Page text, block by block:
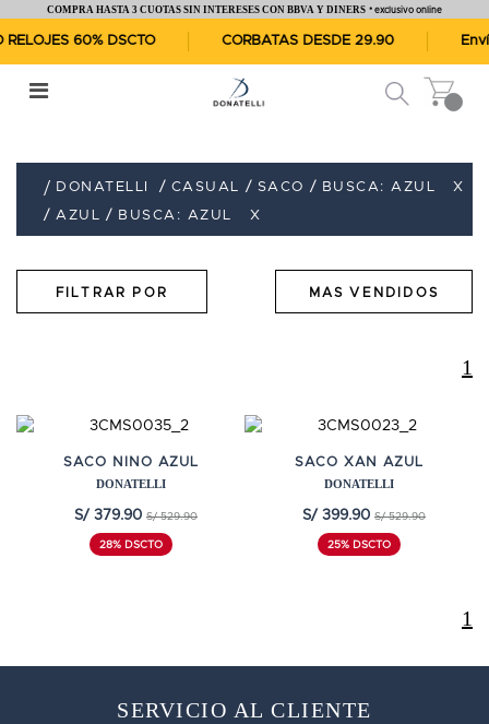
COMPRA HASTA 3 CUOTAS SIN INTERESES CON BBVA Y DINERS * exclusivo online
60% DSCTO CORBATAS DESDE 29.90
DONATELLI CASUAL SACO BUSCA: AZUL
X
AZUL
BUSCA: AZUL X
1
SACO NINO AZUL
DONATELLI
S/ 379.90 S/ 529.90
28% DSCTO
SACO XAN AZUL
DONATELLI
S/ 399.90 S/ 529.90
25% DSCTO
1
SERVICIO AL CLIENTE